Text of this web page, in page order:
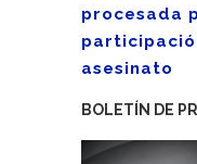
procesada
asesinato
BOLETÍN DE